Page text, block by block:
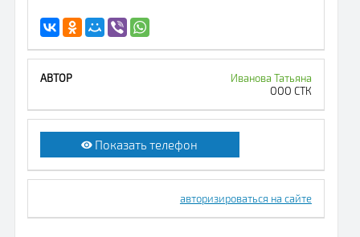
Иванова Татьяна
ООО СТК
Показать телефон
авторизироваться на сайте